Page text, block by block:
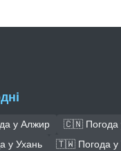
у Алжир 🇨🇳 Погода
у Ухань 🇹🇼 Погода у